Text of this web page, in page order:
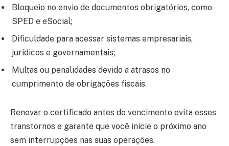
Bloqueio no envio de documentos obrigatórios, como
SPED e eSocial;
Dificuldade para acessar sistemas empresariais,
jurídicos e governamentais;
Multas ou penalidades devido a atrasos no
cumprimento de obrigações fiscais.
Renovar o certificado antes do vencimento evita esses
transtornos e garante que você inicie o próximo ano
sem interrupções nas suas operações.